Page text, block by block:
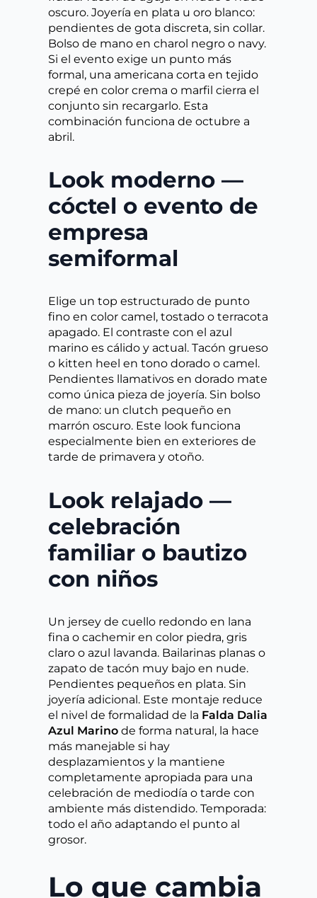
oscuro. Joyería en plata u oro blanco:
pendientes de gota discreta, sin collar.
Bolso de mano en charol negro o navy.
Si el evento exige un punto más
formal, una americana corta en tejido
crepé en color crema o marfil cierra el
conjunto sin recargarlo. Esta
combinación funciona de octubre a
abril.
Look moderno —
cóctel o evento de
empresa
semiformal
Elige un top estructurado de punto
fino en color camel, tostado o terracota
apagado. El contraste con el azul
marino es cálido y actual. Tacón grueso
o kitten heel en tono dorado o camel.
Pendientes llamativos en dorado mate
como única pieza de joyería. Sin bolso
de mano: un clutch pequeño en
marrón oscuro. Este look funciona
especialmente bien en exteriores de
tarde de primavera y otoño.
Look relajado —
celebración
familiar o bautizo
con niños
Un jersey de cuello redondo en lana
fina o cachemir en color piedra, gris
claro o azul lavanda. Bailarinas planas o
zapato de tacón muy bajo en nude.
Pendientes pequeños en plata. Sin
joyería adicional. Este montaje reduce
el nivel de formalidad de la Falda Dalia
Azul Marino de forma natural, la hace
más manejable si hay
desplazamientos y la mantiene
completamente apropiada para una
celebración de mediodía o tarde con
ambiente más distendido. Temporada:
todo el año adaptando el punto al
grosor.
Lo que cambia